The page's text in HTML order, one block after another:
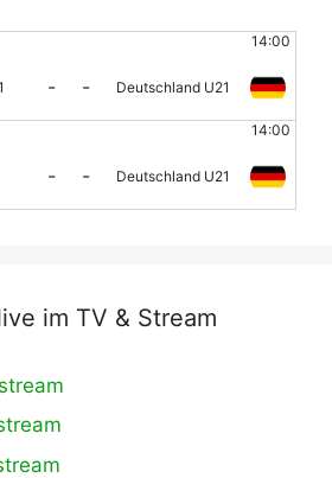
14:00
- - Deutschland U21
14:00
- - Deutschland U21
im TV & Stream